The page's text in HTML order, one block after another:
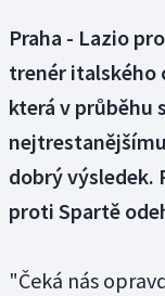
Praha - Lazio
trenér italského
která v průběhu
dobrý výsledek.
proti Spartě
"Čeká nás